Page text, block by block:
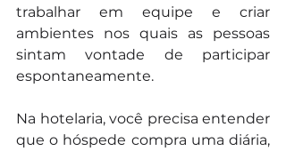
trabalhar em equipe e criar
ambientes nos quais as pessoas
sintam vontade de participar
espontaneamente.
Na hotelaria, você precisa entender
que o hóspede compra uma diária,